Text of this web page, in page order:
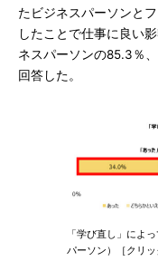
たビジネスパーソンと
したことで仕事に良い
ネスパーソンの85.3％
回答した。
「学び直し」によ
パーソン）［クリ